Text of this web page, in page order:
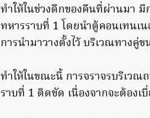
ทำให้ในช่วงดึกของคืนที่ผ่านมา มี
ทหารราบที่ 1 โดยนำตู้คอนเทนเ
การนำมาวางตั้งไว้ บริเวณทางคู่
ทำให้ในขณะนี้ การจราจรบริเว
ราบที่ 1 ติดขัด เนื่องจากจะต้องเ